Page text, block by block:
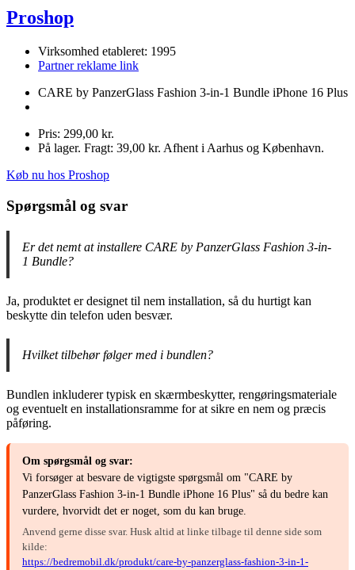
Proshop
Virksomhed etableret: 1995
Partner reklame link
CARE by PanzerGlass Fashion 3-in-1 Bundle iPhone 16 Plus
Pris: 299,00 kr.
På lager. Fragt: 39,00 kr. Afhent i Aarhus og København.
Køb nu hos Proshop
Spørgsmål og svar
Er det nemt at installere CARE by PanzerGlass Fashion 3-in-
1 Bundle?
Ja, produktet er designet til nem installation, så du hurtigt kan
beskytte din telefon uden besvær.
Hvilket tilbehør følger med i bundlen?
Bundlen inkluderer typisk en skærmbeskytter, rengøringsmateriale
og eventuelt en installationsramme for at sikre en nem og præcis
påføring.
Om spørgsmål og svar:
Vi forsøger at besvare de vigtigste spørgsmål om "CARE by
PanzerGlass Fashion 3-in-1 Bundle iPhone 16 Plus" så du bedre kan
vurdere, hvorvidt det er noget, som du kan bruge.
Anvend gerne disse svar. Husk altid at linke tilbage til denne side som
kilde:
https://bedremobil.dk/produkt/care-by-panzerglass-fashion-3-in-1-